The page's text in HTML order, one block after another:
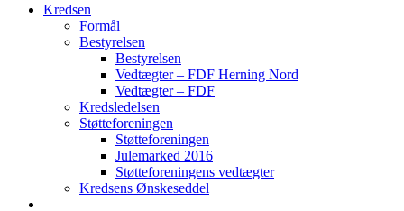
Kredsen
Formål
Bestyrelsen
Bestyrelsen
Vedtægter – FDF Herning Nord
Vedtægter – FDF
Kredsledelsen
Støtteforeningen
Støtteforeningen
Julemarked 2016
Støtteforeningens vedtægter
Kredsens Ønskeseddel